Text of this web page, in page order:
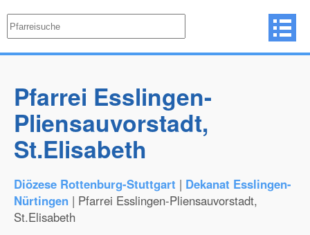
Pfarrei Esslingen-
Pliensauvorstadt,
St.Elisabeth
Diözese Rottenburg-Stuttgart | Dekanat Esslingen-
Nürtingen | Pfarrei Esslingen-Pliensauvorstadt,
St.Elisabeth